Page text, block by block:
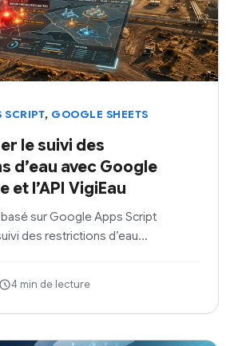
SCRIPT, GOOGLE SHEETS
le suivi des
d’eau avec Google
et l’API VigiEau
sur Google Apps Script
des restrictions d’eau…
4 min de lecture